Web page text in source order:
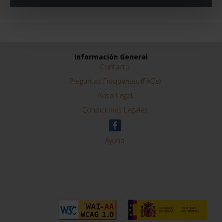
Información General
Contacto
Preguntas Frequentes (FAQs)
Aviso Legal
Condiciones Legales
Ayuda